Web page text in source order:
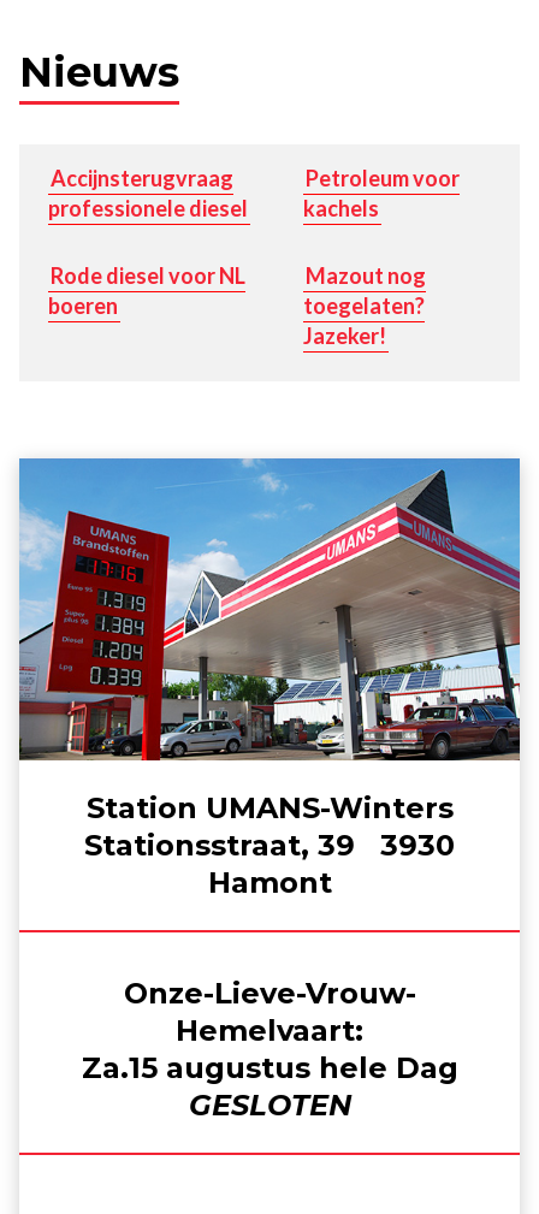
Nieuws
Accijnsterugvraag
professionele diesel
Petroleum voor
kachels
Rode diesel voor NL
boeren
Mazout nog
toegelaten?
Jazeker!
Station UMANS-Winters
Stationsstraat, 39 3930
Hamont
Onze-Lieve-Vrouw-
Hemelvaart:
Za.15 augustus hele Dag
GESLOTEN